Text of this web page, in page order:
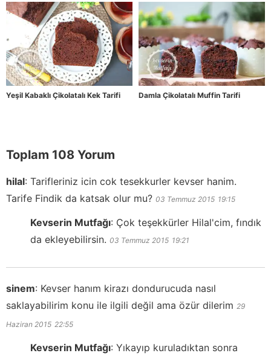
Yeşil Kabaklı Çikolatalı Kek Tarifi Damla Çikolatalı Muffin Tarifi
Toplam 108 Yorum
hilal: Tarifleriniz icin cok tesekkurler kevser hanim.
Tarife Findik da katsak olur mu? 03 Temmuz 2015 19:15
Kevserin Mutfağı: Çok teşekkürler Hilal'cim, fındık
da ekleyebilirsin. 03 Temmuz 2015 19:21
sinem: Kevser hanım kirazı dondurucuda nasıl
saklayabilirim konu ile ilgili değil ama özür dilerim 29
Haziran 2015 22:55
Kevserin Mutfağı: Yıkayıp kuruladıktan sonra